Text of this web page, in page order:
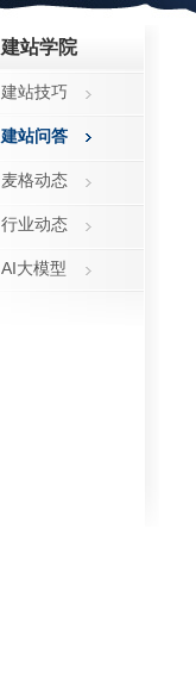
建站学院
建站技巧
建站问答
麦格动态
行业动态
AI大模型